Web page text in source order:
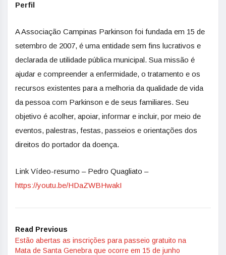
Perfil
A Associação Campinas Parkinson foi fundada em 15 de
setembro de 2007, é uma entidade sem fins lucrativos e
declarada de utilidade pública municipal. Sua missão é
ajudar e compreender a enfermidade, o tratamento e os
recursos existentes para a melhoria da qualidade de vida
da pessoa com Parkinson e de seus familiares. Seu
objetivo é acolher, apoiar, informar e incluir, por meio de
eventos, palestras, festas, passeios e orientações dos
direitos do portador da doença.
Link Vídeo-resumo – Pedro Quagliato –
https://youtu.be/HDaZWBHwakI
Read Previous
Estão abertas as inscrições para passeio gratuito na
Mata de Santa Genebra que ocorre em 15 de junho